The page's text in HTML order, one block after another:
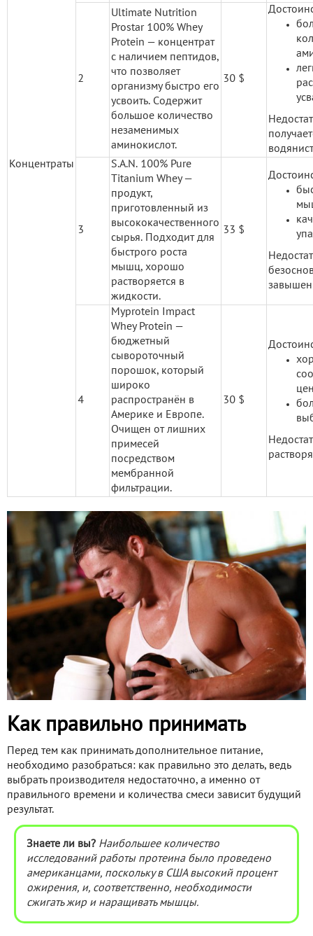
Концентраты
2
Ultimate Nutrition
Prostar 100% Whey
Protein — концентрат
с наличием пептидов,
что позволяет
организму быстро его
усвоить. Cодержит
большое количество
незаменимых
аминокислот.
30 $
3
S.A.N. 100% Pure
Titanium Whey —
продукт,
приготовленный из
высококачественного
сырья. Подходит для
быстрого роста
мышц, хорошо
растворяется в
жидкости.
33 $
4
Myprotein Impact
Whey Protein —
бюджетный
сывороточный
порошок, который
широко
распространён в
Америке и Европе.
Очищен от лишних
примесей
посредством
мембранной
фильтрации.
30 $
Как правильно принимать
Перед тем как принимать дополнительное питание,
необходимо разобраться: как правильно это делать, ведь
выбрать производителя недостаточно, а именно от
правильного времени и количества смеси зависит будущий
результат.
Знаете ли вы? Наибольшее количество
исследований работы протеина было проведено
американцами, поскольку в США высокий процент
ожирения, и, соответственно, необходимости
сжигать жир и наращивать мышцы.